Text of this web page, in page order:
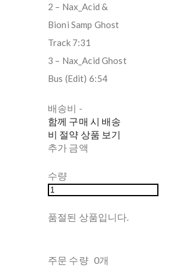
2 – Nax_Acid &
Bioni Samp Ghost
Track 7:31
3 – Nax_Acid Ghost
Bus (Edit) 6:54
배송비 -
함께 구매 시 배송
비 절약 상품 보기
추가 금액
수량
품절된 상품입니다.
주문 수량 0개